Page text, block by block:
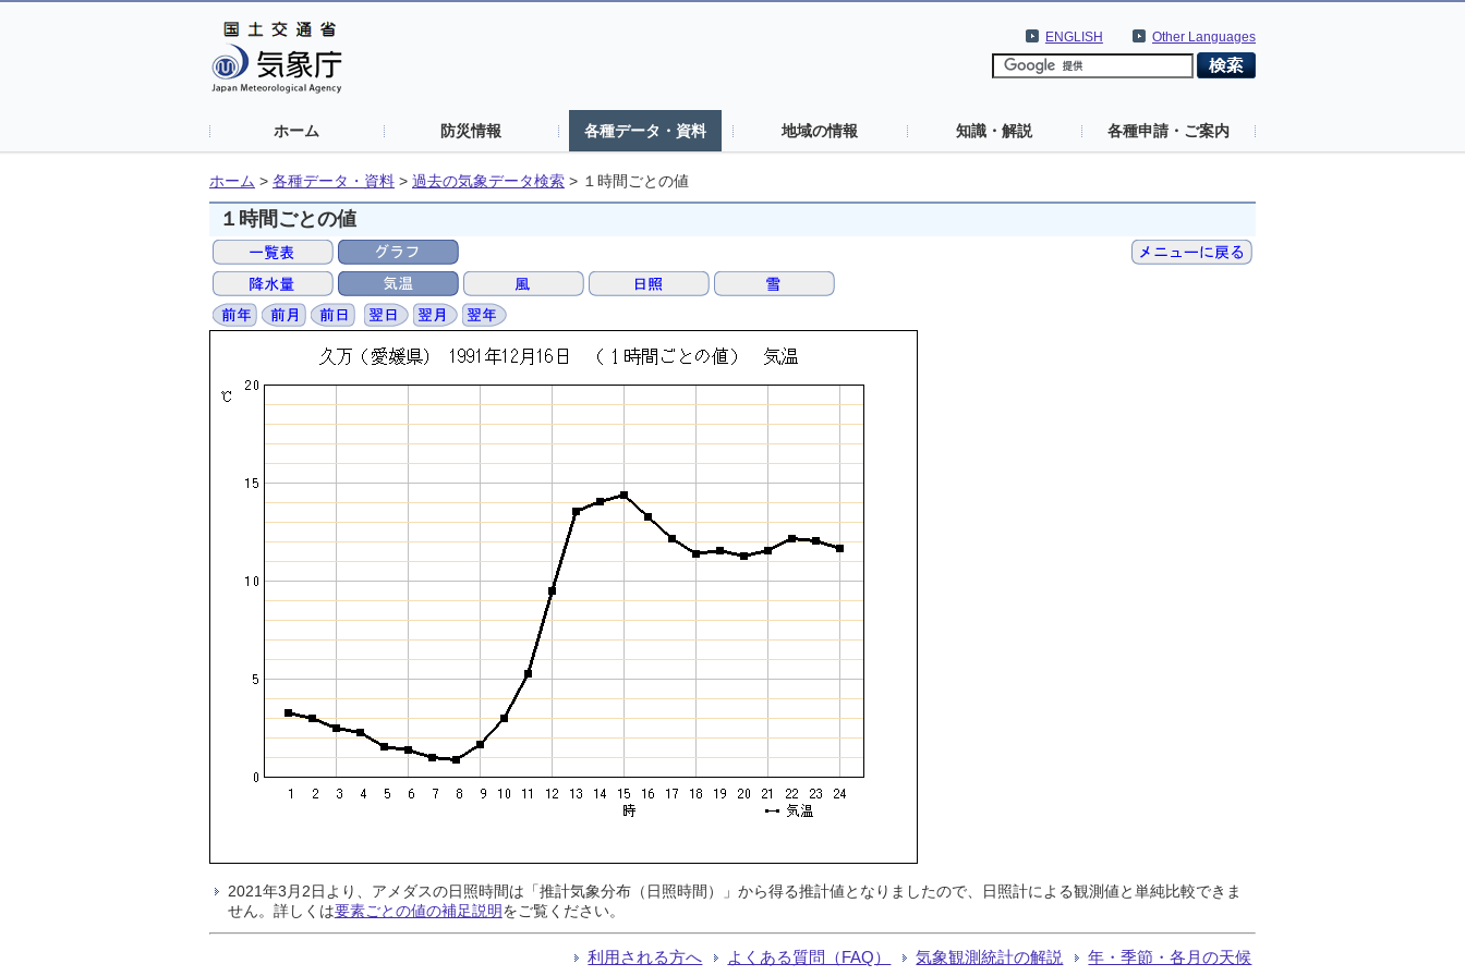
Other Languages
ENGLISH
ホーム 防災情報 各種データ・資料 地域の情報 知識・解説 各種申請・ご案内
ホーム > 各種データ・資料 > 過去の気象データ検索 > １時間ごとの値
１時間ごとの値
2021年3月2日より、アメダスの日照時間は「推計気象分布（日照時間）」から得る推計値となりましたので、日照計による観測値と単純比較できま
せん。詳しくは要素ごとの値の補足説明をご覧ください。
利用される方へ よくある質問（FAQ） 気象観測統計の解説 年・季節・各月の天候